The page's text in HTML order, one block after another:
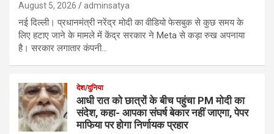
August 5, 2026 adminsatya
नई दिल्ली। प्रधानमंत्री नरेंद्र मोदी का वीडियो फेसबुक से कुछ समय के
लिए हटाए जाने के मामले में केंद्र सरकार ने Meta से कड़ा रुख अपनाया
है। सरकार लगातार कंपनी…
देश/दुनिया
आधी रात को छात्रों के बीच पहुंचा PM मोदी का
संदेश, कहा- आपका संघर्ष बेकार नहीं जाएगा, पेपर
माफिया पर होगा निर्णायक प्रहार